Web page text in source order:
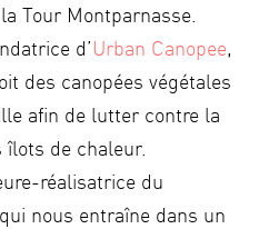
Tour Montparnasse.
d’Urban Canopee,
des canopées végétales
afin de lutter contre la
de chaleur.
réalisatrice du
nous entraîne dans un